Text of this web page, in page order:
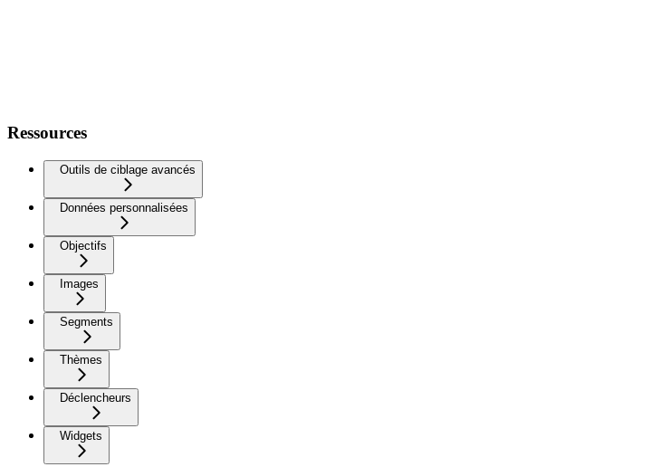
Ressources
Outils de ciblage avancés
Données personnalisées
Objectifs
Images
Segments
Thèmes
Déclencheurs
Widgets